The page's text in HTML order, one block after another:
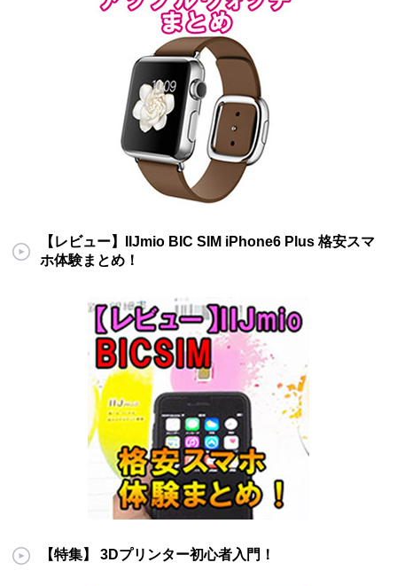
【レビュー】IIJmio BIC SIM iPhone6 Plus 格安スマ
ホ体験まとめ！
【特集】 3Dプリンター初心者入門！